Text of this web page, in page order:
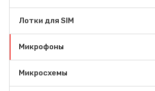
Лотки для SIM
Микрофоны
Микросхемы